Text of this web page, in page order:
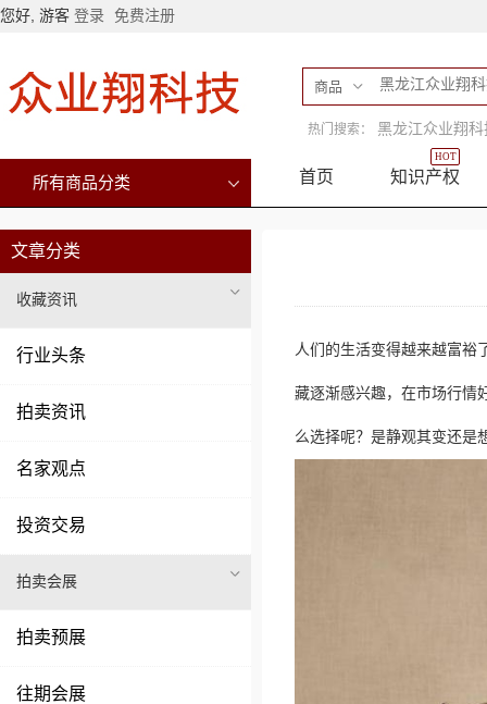
您好, 游客 登录 免费注册
商品
热门搜索： 黑龙江众业翔
所有商品分类 首页 知识产权
HOT
文章分类
收藏资讯
行业头条
拍卖资讯
名家观点
投资交易
拍卖会展
拍卖预展
往期会展
人们的生活变得越来越富裕
藏逐渐感兴趣，在市场行情
么选择呢？是静观其变还是